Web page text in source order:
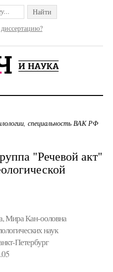
Найти
специальность ВАК РФ
"Речевой акт"
Мира Кан-ооловна
наук
Петербург